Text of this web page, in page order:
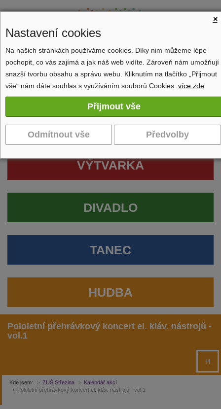
Zobrazit navigaci
VÝTVARKA
DIVADLO
TANEC
HUDBA
Pololetní přehrávkový koncert el. kláv. nástrojů -
vol.1
H
Kde jsem: ZUŠ Střezina
Kalendář akcí
Pololetní přehrávkový koncert el. kláv. nástrojů - vol.1
×
Nastavení cookies
Na našich stránkách používáme cookies. Díky nim můžeme lépe
pochopit, co vás zajímá a jak náš web vidíte. Zároveň nám umožňují
snazší tvorbu obsahu a správu webu. Kliknutím na tlačítko „Přijmout
vše“ nám dáte souhlas s využíváním souborů Cookies. více zde